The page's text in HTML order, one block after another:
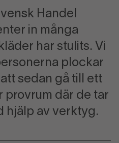
Handel
in många
har stulits. Vi
plockar
sedan gå till ett
provrum där de tar
hjälp av verktyg.